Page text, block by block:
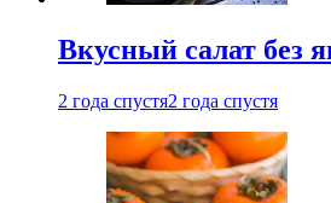
Вкусный салат без
2 года спустя2 года спустя